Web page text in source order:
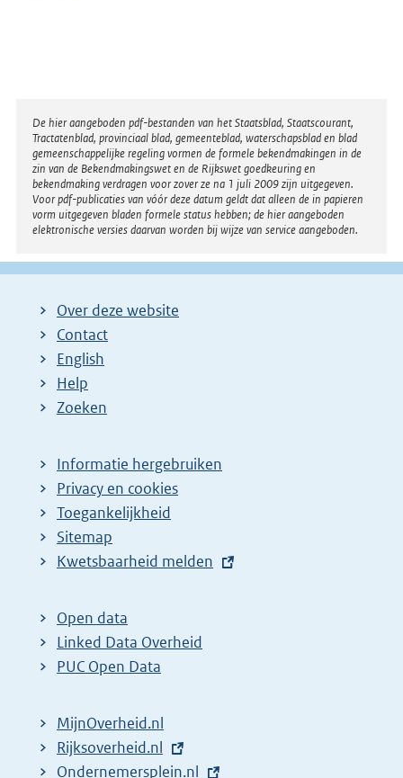
Disclaimer
De hier aangeboden pdf-bestanden van het Staatsblad, Staatscourant,
Tractatenblad, provinciaal blad, gemeenteblad, waterschapsblad en blad
gemeenschappelijke regeling vormen de formele bekendmakingen in de
zin van de Bekendmakingswet en de Rijkswet goedkeuring en
bekendmaking verdragen voor zover ze na 1 juli 2009 zijn uitgegeven.
Voor pdf-publicaties van vóór deze datum geldt dat alleen de in papieren
vorm uitgegeven bladen formele status hebben; de hier aangeboden
elektronische versies daarvan worden bij wijze van service aangeboden.
Over deze website
Contact
English
Help
Zoeken
Informatie hergebruiken
Privacy en cookies
Toegankelijkheid
Sitemap
E
t
e
r
l
i
Kwetsbaarheid melden
Open data
Linked Data Overheid
PUC Open Data
MijnOverheid.nl
E
x
Rijksoverheid.nl
E
Ondernemersplein.nl